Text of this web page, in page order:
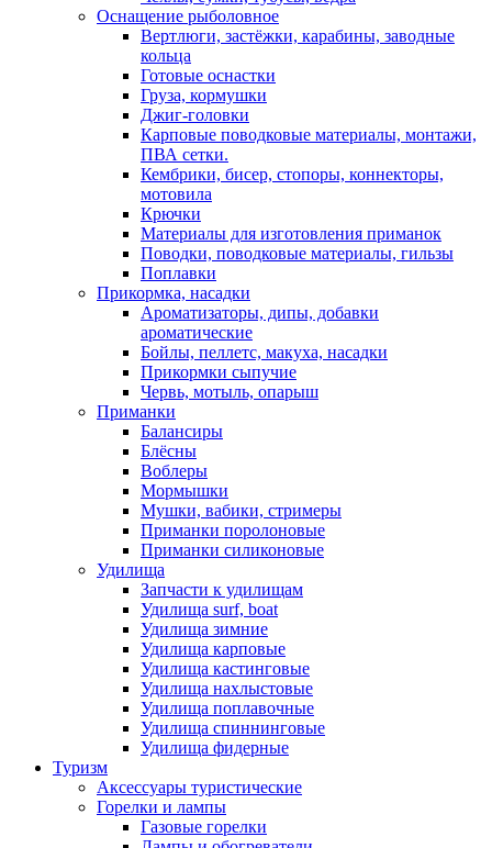
Оснащение рыболовное
Вертлюги, застёжки, карабины, заводные
кольца
Готовые оснастки
Груза, кормушки
Джиг-головки
Карповые поводковые материалы, монтажи,
ПВА сетки.
Кембрики, бисер, стопоры, коннекторы,
мотовила
Крючки
Материалы для изготовления приманок
Поводки, поводковые материалы, гильзы
Поплавки
Прикормка, насадки
Ароматизаторы, дипы, добавки
ароматические
Бойлы, пеллетс, макуха, насадки
Прикормки сыпучие
Червь, мотыль, опарыш
Приманки
Балансиры
Блёсны
Воблеры
Мормышки
Мушки, вабики, стримеры
Приманки поролоновые
Приманки силиконовые
Удилища
Запчасти к удилищам
Удилища surf, boat
Удилища зимние
Удилища карповые
Удилища кастинговые
Удилища нахлыстовые
Удилища поплавочные
Удилища спиннинговые
Удилища фидерные
Туризм
Аксессуары туристические
Горелки и лампы
Газовые горелки